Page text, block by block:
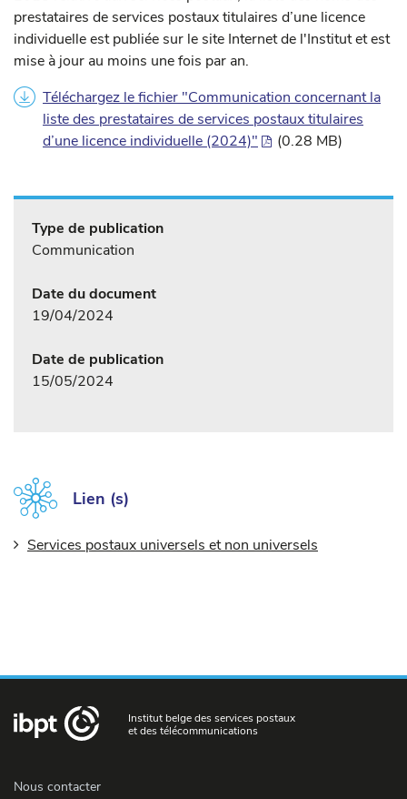
prestataires de services postaux titulaires d’une licence
individuelle est publiée sur le site Internet de l'Institut et est
mise à jour au moins une fois par an.
Téléchargez le fichier "Communication concernant la
liste des prestataires de services postaux titulaires
d’une licence individuelle (2024)"
(0.28 MB)
Type de publication
Communication
Date du document
19/04/2024
Date de publication
15/05/2024
Lien (s)
Services postaux universels et non universels
Institut belge des services postaux
et des télécommunications
Nous contacter